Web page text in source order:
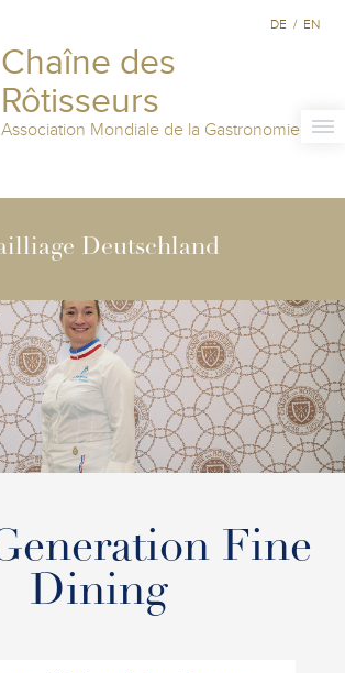
Chaîne des
Rôtisseurs
Association Mondiale de la Gastronomie
DE / EN
Deutschland
Fine
Dining